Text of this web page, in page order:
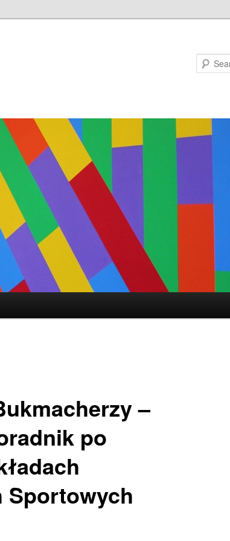
–
po
Sportowych